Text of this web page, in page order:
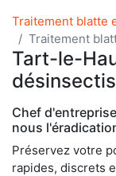
Traitement blatte
Traitement
Tart-le-
Chef
nous
Préservez votre
rapides, discrets